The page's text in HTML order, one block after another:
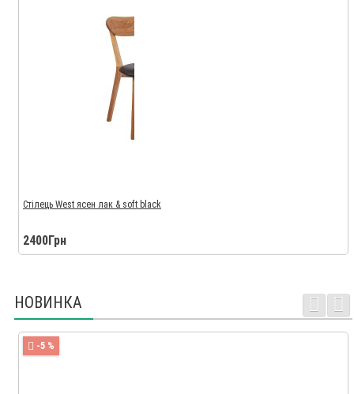
Стілець West ясен лак & soft black
2400Грн
НОВИНКА
-5 %